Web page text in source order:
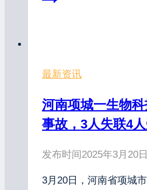
最新资讯
河南项城一生物
事故，3人失联4
发布时间2025年3月20日
3月20日，河南省项城